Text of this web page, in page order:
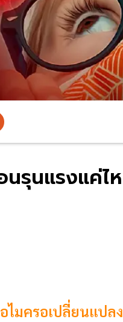
รุนแรงแค่ไ
ไมครอเปลี่ยนแป